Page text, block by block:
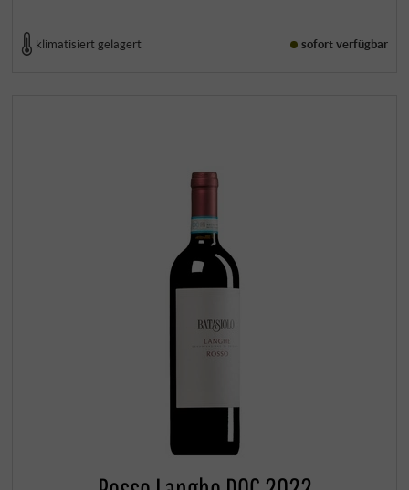
klimatisiert gelagert sofort verfügbar